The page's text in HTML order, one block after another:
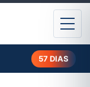
57 DIAS